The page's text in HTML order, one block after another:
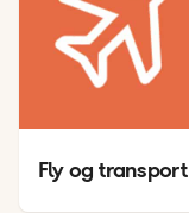
Fly og transport